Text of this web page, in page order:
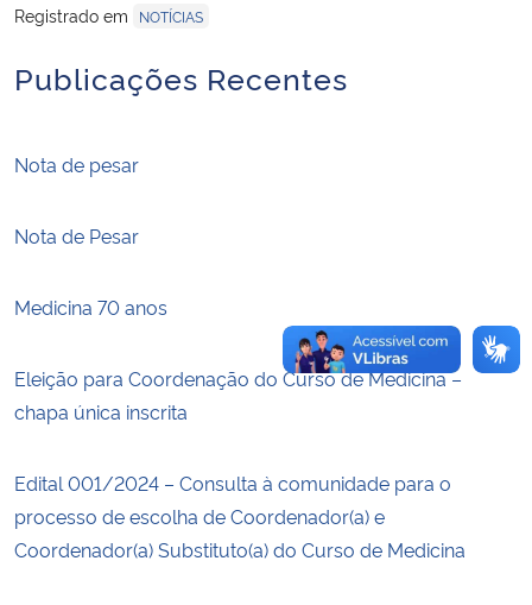
Secretaria-Geral
Secretaria de Governo
Planalto
Registrado em
NOTÍCIAS
Publicações Recentes
Nota de pesar
Nota de Pesar
Medicina 70 anos
Eleição para Coordenação do Curso de Medicina –
chapa única inscrita
Edital 001/2024 – Consulta à comunidade para o
processo de escolha de Coordenador(a) e
Coordenador(a) Substituto(a) do Curso de Medicina